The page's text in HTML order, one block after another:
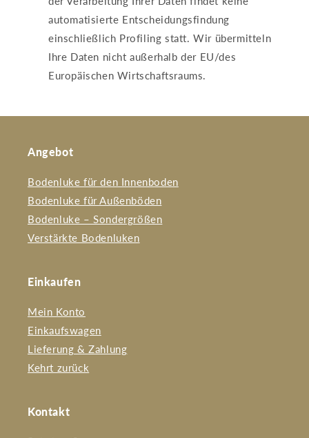
automatisierte Entscheidungsfindung
einschließlich Profiling statt. Wir übermitteln
Ihre Daten nicht außerhalb der EU/des
Europäischen Wirtschaftsraums.
Angebot
Bodenluke für den Innenboden
Bodenluke für Außenböden
Bodenluke – Sondergrößen
Verstärkte Bodenluken
Einkaufen
Mein Konto
Einkaufswagen
Lieferung & Zahlung
Kehrt zurück
Kontakt